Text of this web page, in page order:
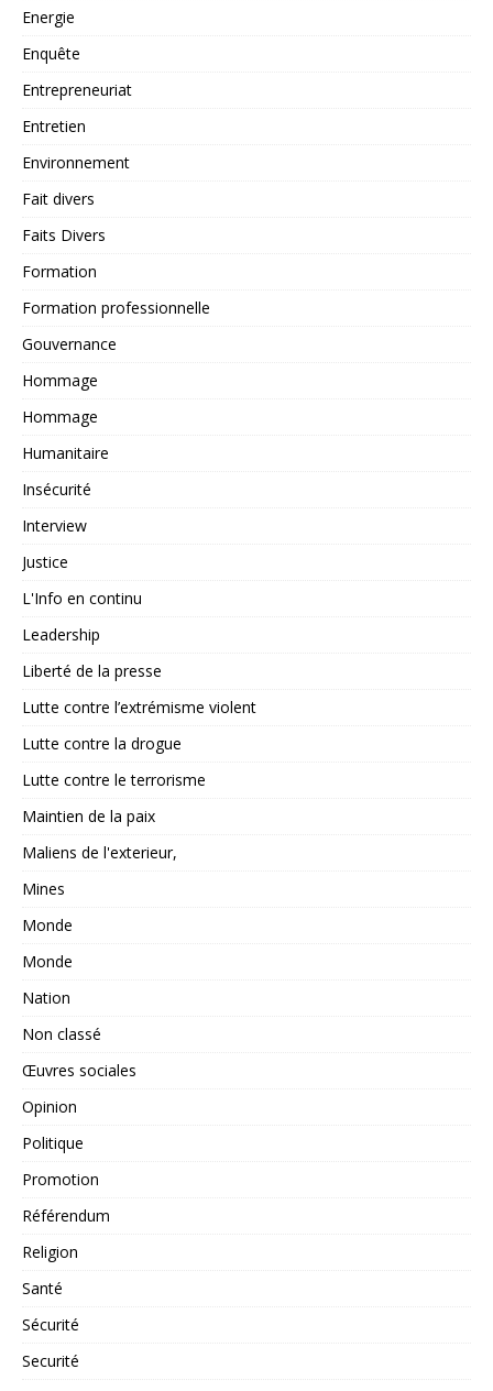
Energie
Enquête
Entrepreneuriat
Entretien
Environnement
Fait divers
Faits Divers
Formation
Formation professionnelle
Gouvernance
Hommage
Hommage
Humanitaire
Insécurité
Interview
Justice
L'Info en continu
Leadership
Liberté de la presse
Lutte contre l’extrémisme violent
Lutte contre la drogue
Lutte contre le terrorisme
Maintien de la paix
Maliens de l'exterieur,
Mines
Monde
Monde
Nation
Non classé
Œuvres sociales
Opinion
Politique
Promotion
Référendum
Religion
Santé
Sécurité
Securité